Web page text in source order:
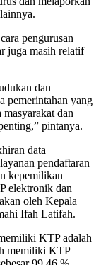
pengurusan
juga masih relatif
dan
pemerintahan yang
dan
pintanya.
data
pendaftaran
kepemilikan
elektronik dan
oleh Kepala
Ifah Latifah.
KTP adalah
memiliki KTP